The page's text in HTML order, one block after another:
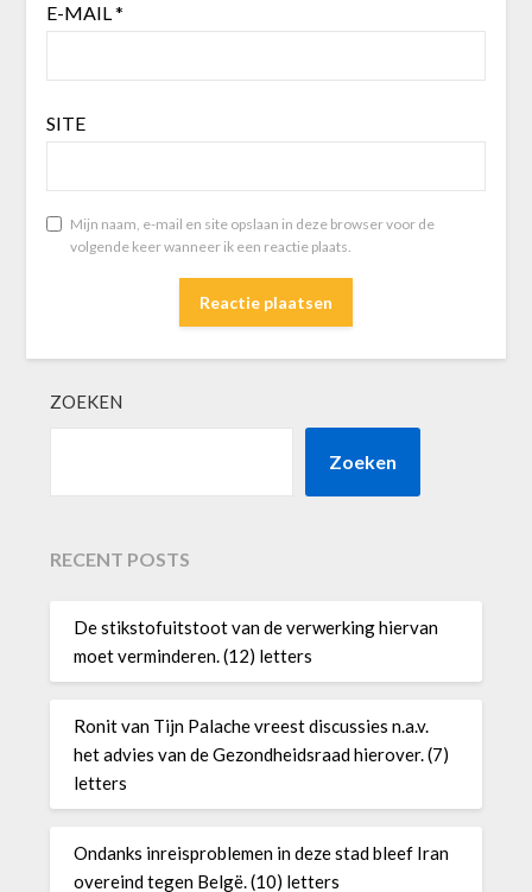
E-MAIL*
SITE
Mijn naam, e-mail en site opslaan in deze browser voor de
volgende keer wanneer ik een reactie plaats.
ZOEKEN
Zoeken
RECENT POSTS
De stikstofuitstoot van de verwerking hiervan
moet verminderen. (12) letters
Ronit van Tijn Palache vreest discussies n.a.v.
het advies van de Gezondheidsraad hierover. (7)
letters
Ondanks inreisproblemen in deze stad bleef Iran
overeind tegen Belgë. (10) letters